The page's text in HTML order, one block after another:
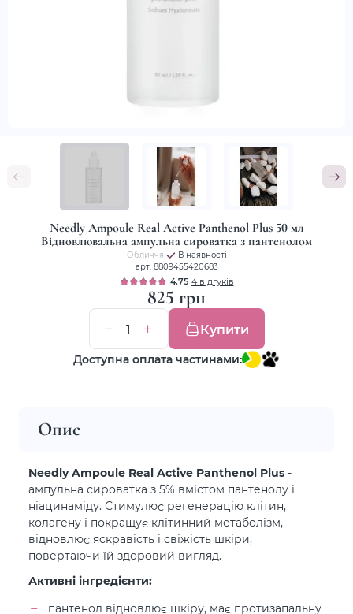
Needly Ampoule Real Active Panthenol Plus 50 мл
Відновлювальна ампульна сироватка з пантенолом
Обличчя
В наявності
арт. 8809455420683
4.75 4 відгуків
825 грн
Купити
Доступна оплата частинами:
Опис
Needly Ampoule Real Active Panthenol Plus -
ампульна сироватка з 5% вмістом пантенолу і
ніацинаміду. Стимулює регенерацію клітин,
колагену і покращує клітинний метаболізм,
відновлює яскравість і свіжість шкіри,
повертаючи їй здоровий вигляд.
Активні інгредієнти:
пантенол відновлює шкіру, має протизапальну